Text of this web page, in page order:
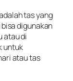
tas yang
digunakan
atau di
untuk
atau tas